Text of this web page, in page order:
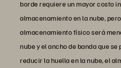
borde requiere un mayor costo
almacenamiento en la nube,
almacenamiento físico será
nube y el ancho de banda que
reducir la huella en la nube, el